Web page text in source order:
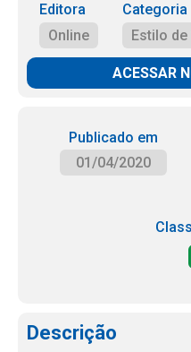
Editora
Online
Categoria
Estilo de
ACESSAR
Publicado em
01/04/2020
Descrição